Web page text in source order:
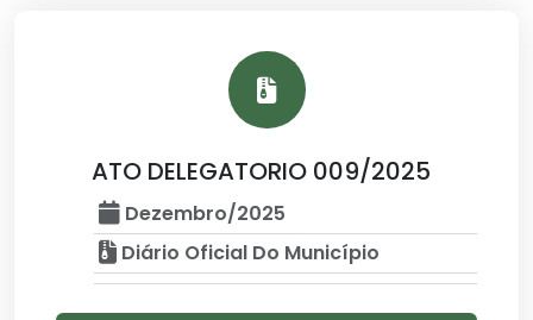
ATO DELEGATORIO 009/2025
Dezembro/2025
Diário Oficial Do Município